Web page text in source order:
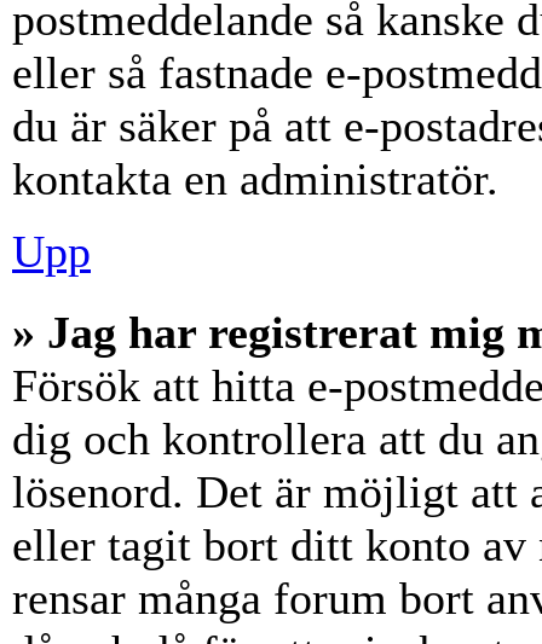
postmeddelande så kanske
eller så fastnade e-
du är säker på att e-
kontakta en administratör.
Upp
» Jag har registrerat mig
Försök att hitta e-
dig och kontrollera att du
lösenord. Det är möjligt att
eller tagit bort ditt konto av
rensar många forum bort